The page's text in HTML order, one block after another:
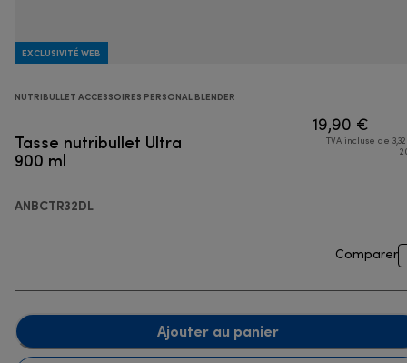
EXCLUSIVITÉ WEB
NUTRIBULLET ACCESSOIRES PERSONAL BLENDER
Tasse nutribullet Ultra
900 ml
ANBCTR32DL
19,90 €
TVA incluse de
Comparer
Ajouter au panier